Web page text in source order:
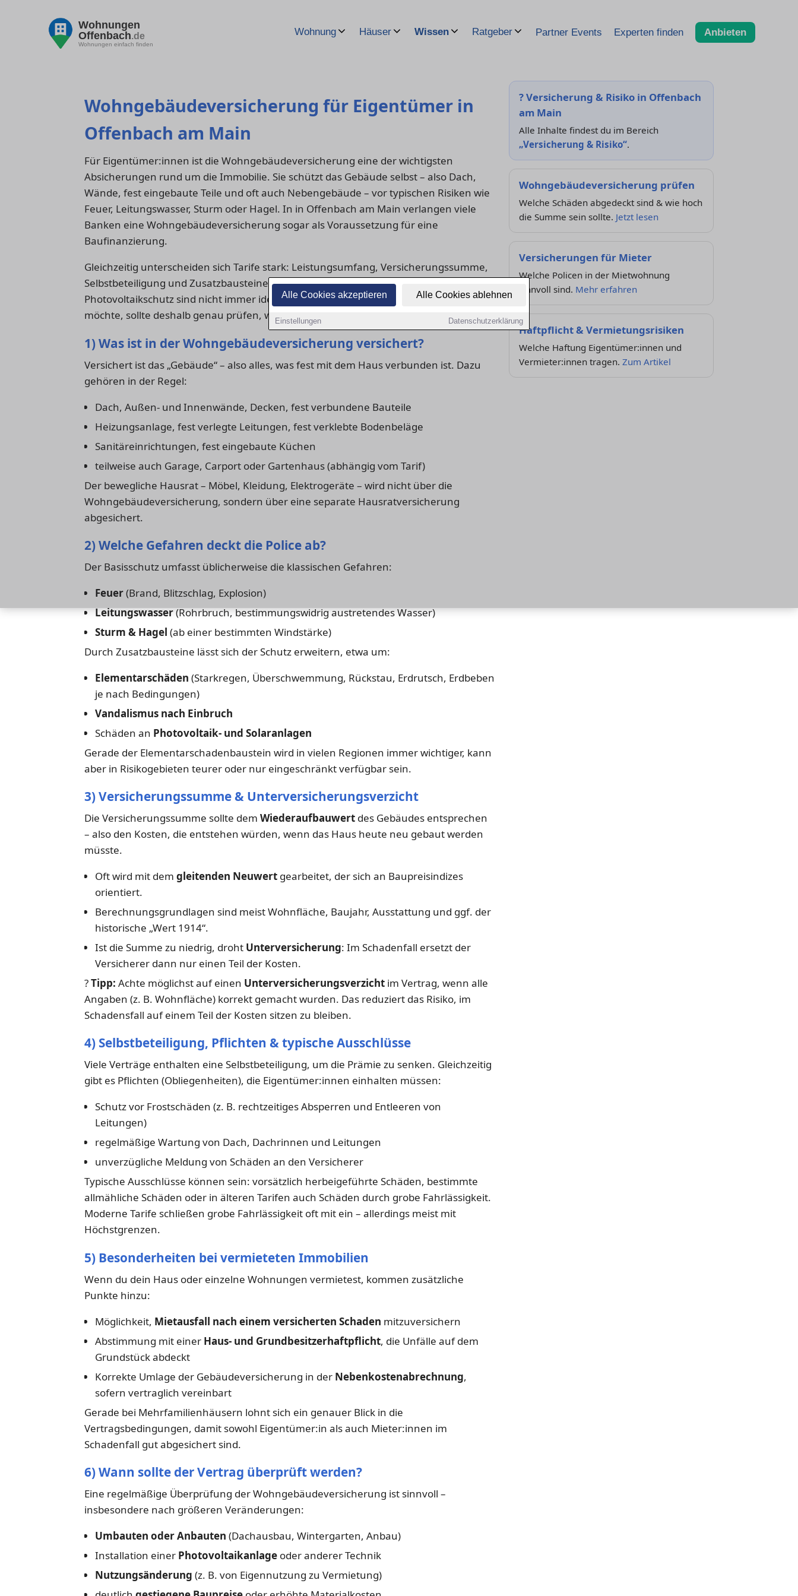
Alle Cookies akzeptieren Alle Cookies ablehnen
Einstellungen Datenschutzerklärung
Wohnungen
Offenbach.de
Wohnungen einfach finden
Wohnung Häuser Wissen Ratgeber Partner Events Experten finden Anbieten
Wohngebäudeversicherung für Eigentümer in
Offenbach am Main
Für Eigentümer:innen ist die Wohngebäudeversicherung eine der wichtigsten
Absicherungen rund um die Immobilie. Sie schützt das Gebäude selbst – also Dach,
Wände, fest eingebaute Teile und oft auch Nebengebäude – vor typischen Risiken wie
Feuer, Leitungswasser, Sturm oder Hagel. In in Offenbach am Main verlangen viele
Banken eine Wohngebäudeversicherung sogar als Voraussetzung für eine
Baufinanzierung.
Gleichzeitig unterscheiden sich Tarife stark: Leistungsumfang, Versicherungssumme,
Selbstbeteiligung und Zusatzbausteine wie Elementarschäden oder
Photovoltaikschutz sind nicht immer identisch. Wer sein Haus optimal absichern
möchte, sollte deshalb genau prüfen, was im Vertrag steht.
1) Was ist in der Wohngebäudeversicherung versichert?
Versichert ist das „Gebäude“ – also alles, was fest mit dem Haus verbunden ist. Dazu
gehören in der Regel:
Dach, Außen- und Innenwände, Decken, fest verbundene Bauteile
Heizungsanlage, fest verlegte Leitungen, fest verklebte Bodenbeläge
Sanitäreinrichtungen, fest eingebaute Küchen
teilweise auch Garage, Carport oder Gartenhaus (abhängig vom Tarif)
Der bewegliche Hausrat – Möbel, Kleidung, Elektrogeräte – wird nicht über die
Wohngebäudeversicherung, sondern über eine separate Hausratversicherung
abgesichert.
2) Welche Gefahren deckt die Police ab?
Der Basisschutz umfasst üblicherweise die klassischen Gefahren:
Feuer(Brand, Blitzschlag, Explosion)
Leitungswasser(Rohrbruch, bestimmungswidrig austretendes Wasser)
Sturm & Hagel (ab einer bestimmten Windstärke)
Durch Zusatzbausteine lässt sich der Schutz erweitern, etwa um:
Elementarschäden (Starkregen, Überschwemmung, Rückstau, Erdrutsch, Erdbeben
je nach Bedingungen)
Vandalismus nach Einbruch
Schäden an Photovoltaik- und Solaranlagen
Gerade der Elementarschadenbaustein wird in vielen Regionen immer wichtiger, kann
aber in Risikogebieten teurer oder nur eingeschränkt verfügbar sein.
3) Versicherungssumme & Unterversicherungsverzicht
Die Versicherungssumme sollte dem Wiederaufbauwert des Gebäudes entsprechen
– also den Kosten, die entstehen würden, wenn das Haus heute neu gebaut werden
müsste.
Oft wird mit dem gleitenden Neuwertgearbeitet, der sich an Baupreisindizes
orientiert.
Berechnungsgrundlagen sind meist Wohnfläche, Baujahr, Ausstattung und ggf. der
historische „Wert 1914“.
Ist die Summe zu niedrig, droht Unterversicherung: Im Schadenfall ersetzt der
Versicherer dann nur einen Teil der Kosten.
?Tipp: Achte möglichst auf einen Unterversicherungsverzicht im Vertrag, wenn alle
Angaben (z. B. Wohnfläche) korrekt gemacht wurden. Das reduziert das Risiko, im
Schadensfall auf einem Teil der Kosten sitzen zu bleiben.
4) Selbstbeteiligung, Pflichten & typische Ausschlüsse
Viele Verträge enthalten eine Selbstbeteiligung, um die Prämie zu senken. Gleichzeitig
gibt es Pflichten (Obliegenheiten), die Eigentümer:innen einhalten müssen:
Schutz vor Frostschäden (z. B. rechtzeitiges Absperren und Entleeren von
Leitungen)
regelmäßige Wartung von Dach, Dachrinnen und Leitungen
unverzügliche Meldung von Schäden an den Versicherer
Typische Ausschlüsse können sein: vorsätzlich herbeigeführte Schäden, bestimmte
allmähliche Schäden oder in älteren Tarifen auch Schäden durch grobe Fahrlässigkeit.
Moderne Tarife schließen grobe Fahrlässigkeit oft mit ein – allerdings meist mit
Höchstgrenzen.
5) Besonderheiten bei vermieteten Immobilien
Wenn du dein Haus oder einzelne Wohnungen vermietest, kommen zusätzliche
Punkte hinzu:
Möglichkeit, Mietausfall nach einem versicherten Schaden mitzuversichern
Abstimmung mit einer Haus- und Grundbesitzerhaftpflicht, die Unfälle auf dem
Grundstück abdeckt
Korrekte Umlage der Gebäudeversicherung in der Nebenkostenabrechnung,
sofern vertraglich vereinbart
Gerade bei Mehrfamilienhäusern lohnt sich ein genauer Blick in die
Vertragsbedingungen, damit sowohl Eigentümer:in als auch Mieter:innen im
Schadenfall gut abgesichert sind.
6) Wann sollte der Vertrag überprüft werden?
Eine regelmäßige Überprüfung der Wohngebäudeversicherung ist sinnvoll –
insbesondere nach größeren Veränderungen:
Umbauten oder Anbauten (Dachausbau, Wintergarten, Anbau)
Installation einer Photovoltaikanlageoder anderer Technik
Nutzungsänderung (z. B. von Eigennutzung zu Vermietung)
?Versicherung & Risiko in Offenbach
am Main
Alle Inhalte findest du im Bereich
„Versicherung & Risiko“.
Wohngebäudeversicherung prüfen
Welche Schäden abgedeckt sind & wie hoch
die Summe sein sollte. Jetzt lesen
Versicherungen für Mieter
Welche Policen in der Mietwohnung
sinnvoll sind. Mehr erfahren
Haftpflicht & Vermietungsrisiken
Welche Haftung Eigentümer:innen und
Vermieter:innen tragen. Zum Artikel